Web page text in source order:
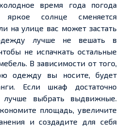
время года погода
яркое солнце сменяется
на улице вас может застать
лучше не вешать в
не испачкать остальные
В зависимости от того,
одежду вы носите, будет
Если шкаф достаточно
лучше выбрать выдвижные.
площадь, увеличите
и создадите для себя